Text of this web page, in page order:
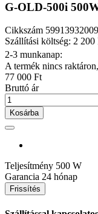
G-OLD-500i
Cikkszám
Szállítási költség: 2 200
2-3 munkanap:
A termék nincs
77 000 Ft
Bruttó ár
Kosárba
Teljesítmény 500 W
Garancia 24 hónap